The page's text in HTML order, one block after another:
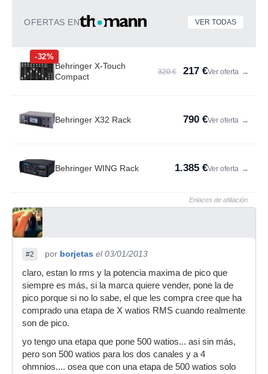
OFERTAS EN VER TODAS
-32%
Behringer X-Touch
Compact
320 € 217 €Ver oferta →
Behringer X32 Rack 790 €Ver oferta →
Behringer WING Rack 1.385 €Ver oferta →
Enlaces de afiliación
#2 por borjetas el 03/01/2013
claro, estan lo rms y la potencia maxima de pico que
siempre es más, si la marca quiere vender, pone la de
pico porque si no lo sabe, el que les compra cree que ha
comprado una etapa de X watios RMS cuando realmente
son de pico.
yo tengo una etapa que pone 500 watios... asi sin más,
pero son 500 watios para los dos canales y a 4
ohmnios.... osea que con una etapa de 500 watios solo